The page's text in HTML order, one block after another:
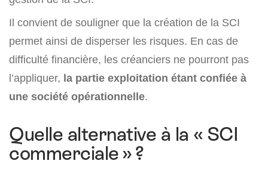
Il convient de souligner que la création de la SCI
permet ainsi de disperser les risques. En cas de
difficulté financière, les créanciers ne pourront pas
l’appliquer, la partie exploitation étant confiée à
une société opérationnelle.
Quelle alternative à la « SCI
commerciale » ?